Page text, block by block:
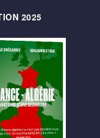
2025